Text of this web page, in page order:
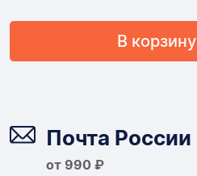
halavy
В корзину
Почта России
от 990 ₽